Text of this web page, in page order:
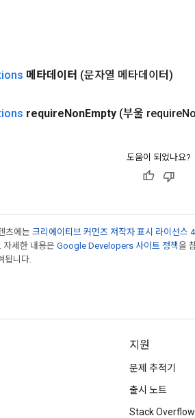
메타데이터 (문자열 메타데이터)
requireNonEmpty (부울 require
도움이 되었나요?
츠에는 크리에이티브 커먼즈 저작자 표시 라이선스
자세한 내용은 Google Developers 사이트 정책을
됩니다.
지원
문제 추적기
출시 노트
Stack Overflow